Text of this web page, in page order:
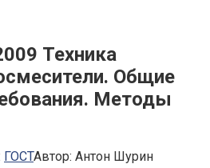
Техника
Общие
Методы
ГОСТАвтор: Антон Шурин